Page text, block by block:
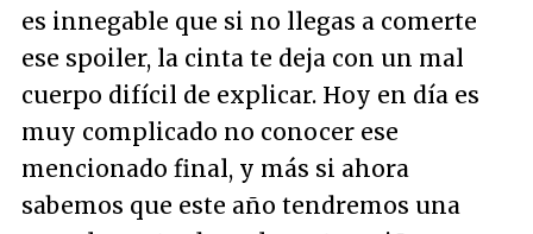
es innegable que si no llegas a comerte
ese spoiler, la cinta te deja con un mal
cuerpo difícil de explicar. Hoy en día es
muy complicado no conocer ese
mencionado final, y más si ahora
sabemos que este año tendremos una